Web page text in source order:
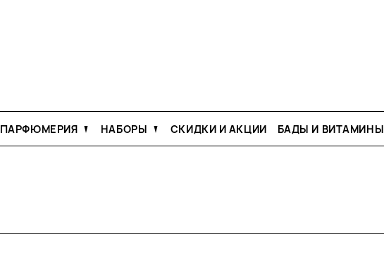
ПАРФЮМЕРИЯ НАБОРЫ СКИДКИ И АКЦИИ БАДЫ И ВИТАМИНЫ